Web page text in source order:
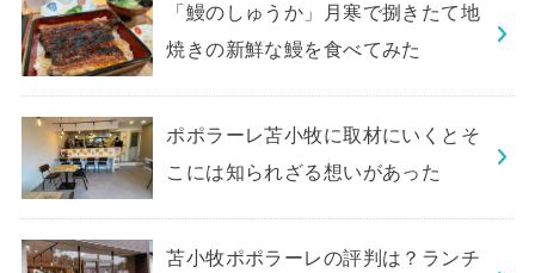
「鰻のしゅうか」月寒で捌きたて地
焼きの新鮮な鰻を食べてみた
ポポラーレ苫小牧に取材にいくとそ
こには知られざる想いがあった
苫小牧ポポラーレの評判は？ランチ